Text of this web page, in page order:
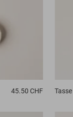
45.50 CHF Tasse